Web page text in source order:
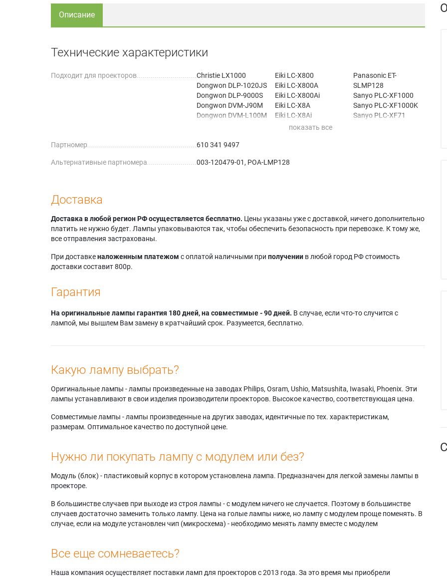
Описание
Технические характеристики
Подходит для проекторов
Christie LX1000
Dongwon DLP-1020JS
Dongwon DLP-9000S
Dongwon DVM-J90M
Dongwon DVM-L100M
Eiki LC-X800
Eiki LC-X800A
Eiki LC-X800Ai
Eiki LC-X8A
Eiki LC-X8Ai
Panasonic ET-
SLMP128
Sanyo PLC-XF1000
Sanyo PLC-XF1000K
Sanyo PLC-XF71
Партномер 610 341 9497
Альтернативные партномера 003-120479-01, POA-LMP128
Доставка
Доставка в любой регион РФ осуществляется бесплатно. Цены указаны уже с доставкой, ничего дополнительно
платить не нужно будет. Лампы упаковываются так, чтобы обеспечить безопасность при перевозке. К тому же,
все отправления застрахованы.
При доставкеналоженным платежом с оплатой наличными при получении в любой город РФ стоимость
доставки составит 800р.
Гарантия
На оригинальные лампы гарантия 180 дней, на совместимые - 90 дней. В случае, если что-то случится с
лампой, мы вышлем Вам замену в кратчайший срок. Разумеется, бесплатно.
Какую лампу выбрать?
Оригинальные лампы - лампы произведенные на заводах Philips, Osram, Ushio, Matsushita, Iwasaki, Phoenix. Эти
лампы устанавливают в свои изделия производители проекторов. Высокое качество, соответствующая цена.
Совместимые лампы - лампы произведенные на других заводах, идентичные по тех. характеристикам,
размерам. Оптимальное качество по доступной цене.
Нужно ли покупать лампу с модулем или без?
Модуль (блок) - пластиковый корпус в котором установлена лампа. Предназначен для легкой замены лампы в
проекторе.
В большинстве случаев при выходе из строя лампы - с модулем ничего не случается. Поэтому в большинстве
случаев достаточно заменить только лампу. Цена на голые лампы ниже, но лампу с модулем проще поменять. В
случае, если на модуле установлен чип (микросхема) - необходимо менять лампу вместе с модулем
Все еще сомневаетесь?
Наша компания осуществляет поставки ламп для проекторов с 2013 года. За это время мы приобрели